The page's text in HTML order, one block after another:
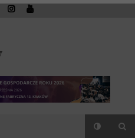
Monitor
Rynkowy